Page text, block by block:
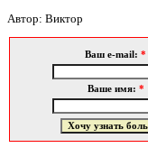
Автор: Виктор
Ваш e-mail: *
Ваше имя: *